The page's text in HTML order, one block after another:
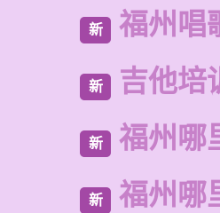
新 福州唱
新 吉他培
新 福州哪
新 福州哪